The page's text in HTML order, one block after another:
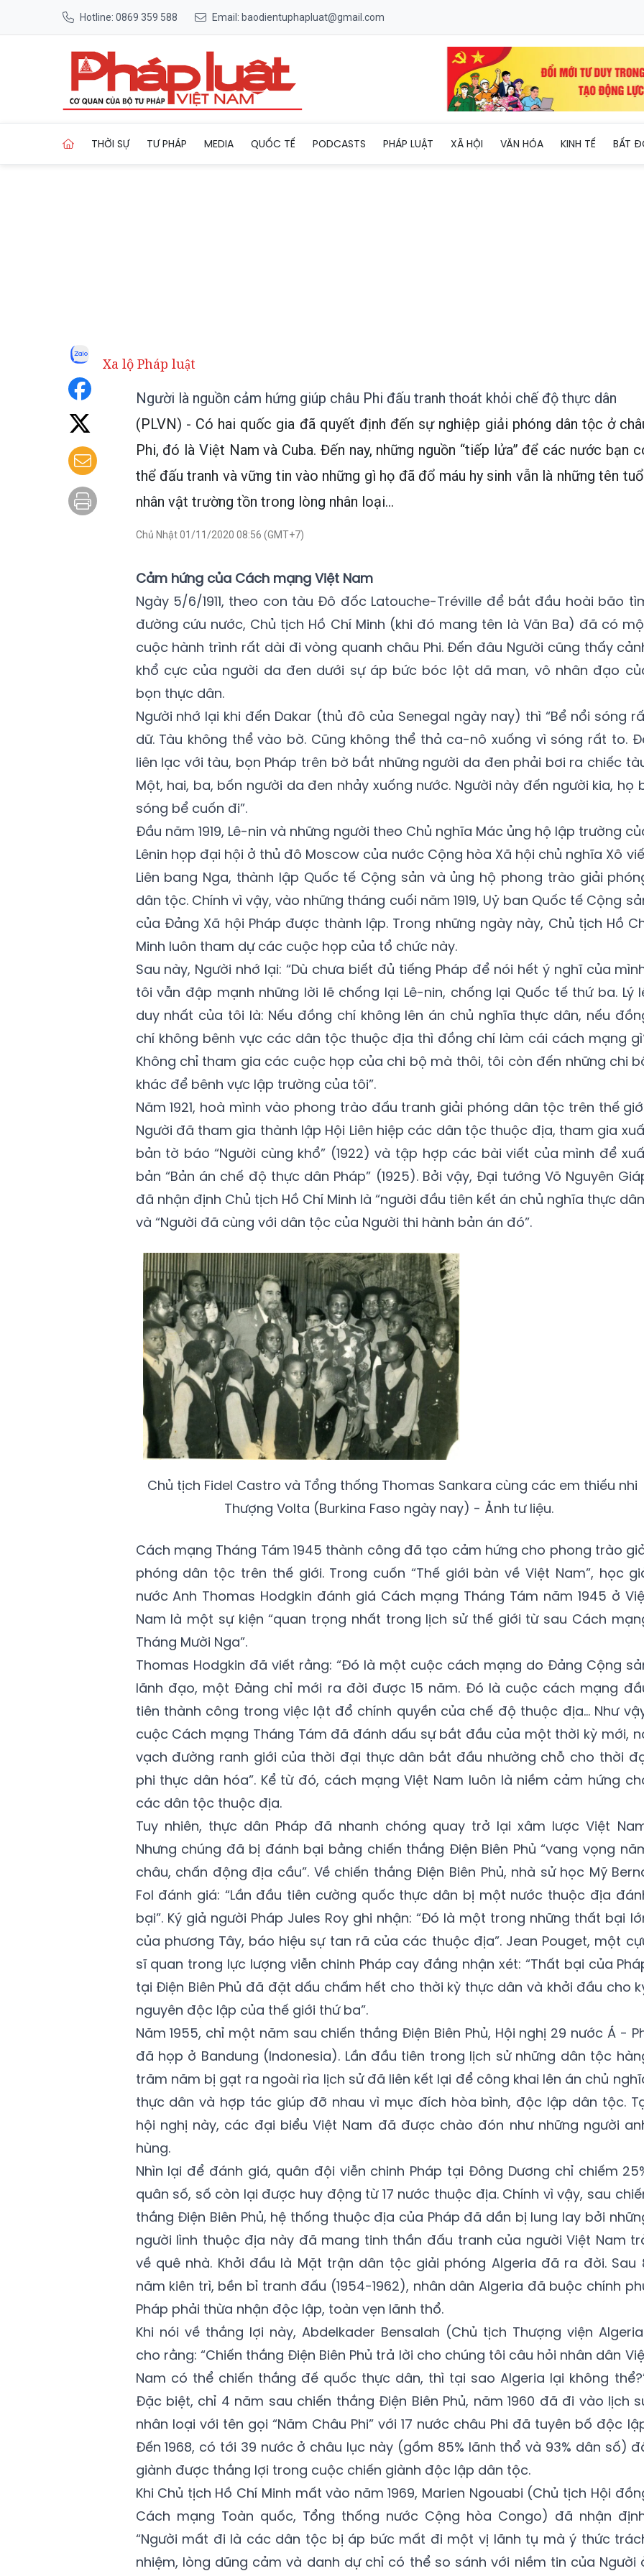
Hotline: 0869 359 588 Email: baodientuphapluat@gmail.com
THỜI SỰ TƯ PHÁP MEDIA QUỐC TẾ PODCASTS PHÁP LUẬT XÃ HỘI VĂN HÓA KINH TẾ BẤT
Xa lộ Pháp luật
Người là nguồn cảm hứng giúp châu Phi đấu tranh thoát khỏi chế độ thực dân
(PLVN) - Có hai quốc gia đã quyết định đến sự nghiệp giải phóng dân tộc ở
Phi, đó là Việt Nam và Cuba. Đến nay, những nguồn “tiếp lửa” để các nước bạn
thể đấu tranh và vững tin vào những gì họ đã đổ máu hy sinh vẫn là những tên
nhân vật trường tồn trong lòng nhân loại...
Chủ Nhật 01/11/2020 08:56 (GMT+7)
Cảm hứng của Cách mạng Việt Nam
Ngày 5/6/1911, theo con tàu Đô đốc Latouche-Tréville để bắt đầu hoài bão
đường cứu nước, Chủ tịch Hồ Chí Minh (khi đó mang tên là Văn Ba) đã có
cuộc hành trình rất dài đi vòng quanh châu Phi. Đến đâu Người cũng thấy
khổ cực của người da đen dưới sự áp bức bóc lột dã man, vô nhân đạo
bọn thực dân.
Người nhớ lại khi đến Dakar (thủ đô của Senegal ngày nay) thì “Bể nổi sóng
dữ. Tàu không thể vào bờ. Cũng không thể thả ca-nô xuống vì sóng rất to.
liên lạc với tàu, bọn Pháp trên bờ bắt những người da đen phải bơi ra chiếc
Một, hai, ba, bốn người da đen nhảy xuống nước. Người này đến người kia, họ
sóng bể cuốn đi”.
Đầu năm 1919, Lê-nin và những người theo Chủ nghĩa Mác ủng hộ lập trường
Lênin họp đại hội ở thủ đô Moscow của nước Cộng hòa Xã hội chủ nghĩa Xô
Liên bang Nga, thành lập Quốc tế Cộng sản và ủng hộ phong trào giải
dân tộc. Chính vì vậy, vào những tháng cuối năm 1919, Uỷ ban Quốc tế Cộng
của Đảng Xã hội Pháp được thành lập. Trong những ngày này, Chủ tịch Hồ
Minh luôn tham dự các cuộc họp của tổ chức này.
Sau này, Người nhớ lại: “Dù chưa biết đủ tiếng Pháp để nói hết ý nghĩ của
tôi vẫn đập mạnh những lời lẽ chống lại Lê-nin, chống lại Quốc tế thứ ba. Lý
duy nhất của tôi là: Nếu đồng chí không lên án chủ nghĩa thực dân, nếu
chí không bênh vực các dân tộc thuộc địa thì đồng chí làm cái cách mạng
Không chỉ tham gia các cuộc họp của chi bộ mà thôi, tôi còn đến những chi
khác để bênh vực lập trường của tôi”.
Năm 1921, hoà mình vào phong trào đấu tranh giải phóng dân tộc trên thế
Người đã tham gia thành lập Hội Liên hiệp các dân tộc thuộc địa, tham gia
bản tờ báo “Người cùng khổ” (1922) và tập hợp các bài viết của mình để
bản “Bản án chế độ thực dân Pháp” (1925). Bởi vậy, Đại tướng Võ Nguyên
đã nhận định Chủ tịch Hồ Chí Minh là “người đầu tiên kết án chủ nghĩa thực
và “Người đã cùng với dân tộc của Người thi hành bản án đó”.
Chủ tịch Fidel Castro và Tổng thống Thomas Sankara cùng các em thiếu nhi
Thượng Volta (Burkina Faso ngày nay) - Ảnh tư liệu.
Cách mạng Tháng Tám 1945 thành công đã tạo cảm hứng cho phong trào
phóng dân tộc trên thế giới. Trong cuốn “Thế giới bàn về Việt Nam”, học
nước Anh Thomas Hodgkin đánh giá Cách mạng Tháng Tám năm 1945 ở
Nam là một sự kiện “quan trọng nhất trong lịch sử thế giới từ sau Cách
Tháng Mười Nga”.
Thomas Hodgkin đã viết rằng: “Đó là một cuộc cách mạng do Đảng Cộng
lãnh đạo, một Đảng chỉ mới ra đời được 15 năm. Đó là cuộc cách mạng
tiên thành công trong việc lật đổ chính quyền của chế độ thuộc địa... Như
cuộc Cách mạng Tháng Tám đã đánh dấu sự bắt đầu của một thời kỳ mới,
vạch đường ranh giới của thời đại thực dân bắt đầu nhường chỗ cho thời
phi thực dân hóa”. Kể từ đó, cách mạng Việt Nam luôn là niềm cảm hứng
các dân tộc thuộc địa.
Tuy nhiên, thực dân Pháp đã nhanh chóng quay trở lại xâm lược Việt
Nhưng chúng đã bị đánh bại bằng chiến thắng Điện Biên Phủ “vang vọng
châu, chấn động địa cầu”. Về chiến thắng Điện Biên Phủ, nhà sử học Mỹ
Fol đánh giá: “Lần đầu tiên cường quốc thực dân bị một nước thuộc địa
bại”. Ký giả người Pháp Jules Roy ghi nhận: “Đó là một trong những thất bại
của phương Tây, báo hiệu sự tan rã của các thuộc địa”. Jean Pouget, một
sĩ quan trong lực lượng viễn chinh Pháp cay đắng nhận xét: “Thất bại của
tại Điện Biên Phủ đã đặt dấu chấm hết cho thời kỳ thực dân và khởi đầu cho
nguyên độc lập của thế giới thứ ba”.
Năm 1955, chỉ một năm sau chiến thắng Điện Biên Phủ, Hội nghị 29 nước Á -
đã họp ở Bandung (Indonesia). Lần đầu tiên trong lịch sử những dân tộc
trăm năm bị gạt ra ngoài rìa lịch sử đã liên kết lại để công khai lên án chủ
thực dân và hợp tác giúp đỡ nhau vì mục đích hòa bình, độc lập dân tộc.
hội nghị này, các đại biểu Việt Nam đã được chào đón như những người
hùng.
Nhìn lại để đánh giá, quân đội viễn chinh Pháp tại Đông Dương chỉ chiếm
quân số, số còn lại được huy động từ 17 nước thuộc địa. Chính vì vậy, sau
thắng Điện Biên Phủ, hệ thống thuộc địa của Pháp đã dần bị lung lay bởi
người lình thuộc địa này đã mang tinh thần đấu tranh của người Việt Nam
về quê nhà. Khởi đầu là Mặt trận dân tộc giải phóng Algeria đã ra đời. Sau
năm kiên trì, bền bỉ tranh đấu (1954-1962), nhân dân Algeria đã buộc chính
Pháp phải thừa nhận độc lập, toàn vẹn lãnh thổ.
Khi nói về thắng lợi này, Abdelkader Bensalah (Chủ tịch Thượng viện
cho rằng: “Chiến thắng Điện Biên Phủ trả lời cho chúng tôi câu hỏi nhân dân
Nam có thể chiến thắng đế quốc thực dân, thì tại sao Algeria lại không
Đặc biệt, chỉ 4 năm sau chiến thắng Điện Biên Phủ, năm 1960 đã đi vào lịch
nhân loại với tên gọi “Năm Châu Phi” với 17 nước châu Phi đã tuyên bố độc
Đến 1968, có tới 39 nước ở châu lục này (gồm 85% lãnh thổ và 93% dân số)
giành được thắng lợi trong cuộc chiến giành độc lập dân tộc.
Khi Chủ tịch Hồ Chí Minh mất vào năm 1969, Marien Ngouabi (Chủ tịch Hội
Cách mạng Toàn quốc, Tổng thống nước Cộng hòa Congo) đã nhận
“Người mất đi là các dân tộc bị áp bức mất đi một vị lãnh tụ mà ý thức
nhiệm, lòng dũng cảm và danh dự chỉ có thể so sánh với niềm tin của Người